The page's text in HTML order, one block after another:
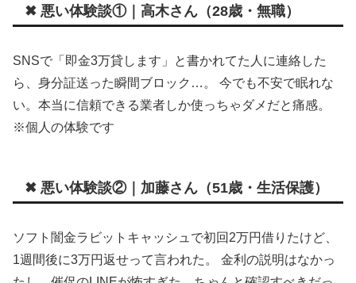
✖ 悪い体験談①｜高木さん（28歳・無職）
SNSで「即金3万貸します」と書かれてた人に連絡した
ら、身分証送った瞬間ブロック…。 今でも不安で眠れな
い。本当に信頼できる業者しか使っちゃダメだと痛感。
※個人の体験です
✖ 悪い体験談②｜加藤さん（51歳・生活保護）
ソフト闇金ラビットキャッシュで初回2万円借りたけど、
1週間後に3万円返せって言われた。 金利の説明はなかっ